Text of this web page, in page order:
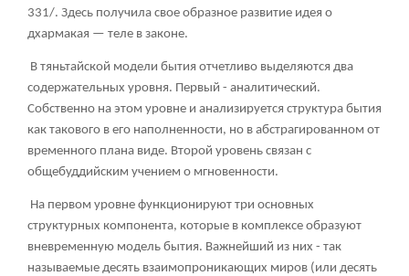
331/. Здесь получила свое образное развитие идея о
дхармакая — теле в законе.
В тяньтайской модели бытия отчетливо выделяются два
содержательных уровня. Первый - аналитический.
Собственно на этом уровне и анализируется структура бытия
как такового в его наполненности, но в абстрагированном от
временного плана виде. Второй уровень связан с
общебуддийским учением о мгновенности.
На первом уровне функционируют три основных
структурных компонента, которые в комплексе образуют
вневременную модель бытия. Важнейший из них - так
называемые десять взаимопроникающих миров (или десять